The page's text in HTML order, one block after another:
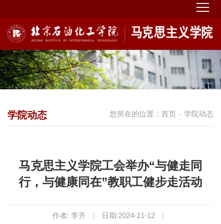
您所在的位置： 首页 - 学院动态
学院动态
马克思主义学院工会举办“与健走同
行，与健康同在”教职工健步走活动
作者: 李齐 | 日期:2024-11-12 |